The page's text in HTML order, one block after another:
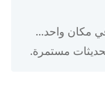
مكان واحد...
مستمرة.